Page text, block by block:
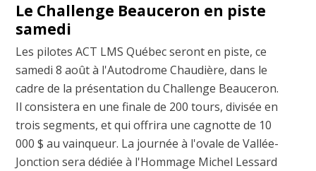
Le Challenge Beauceron en piste
samedi
Les pilotes ACT LMS Québec seront en piste, ce
samedi 8 août à l'Autodrome Chaudière, dans le
cadre de la présentation du Challenge Beauceron.
Il consistera en une finale de 200 tours, divisée en
trois segments, et qui offrira une cagnotte de 10
000 $ au vainqueur. La journée à l'ovale de Vallée-
Jonction sera dédiée à l'Hommage Michel Lessard